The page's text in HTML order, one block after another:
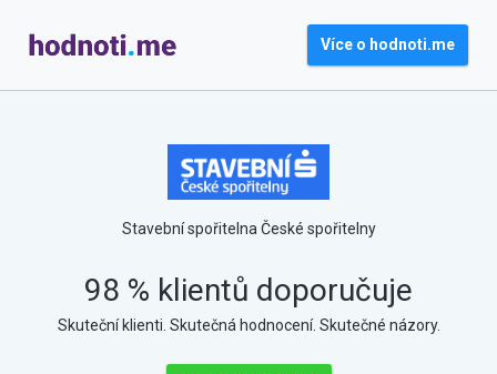
Více o hodnoti.me
Stavební spořitelna České spořitelny
98 % klientů doporučuje
Skuteční klienti. Skutečná hodnocení. Skutečné názory.